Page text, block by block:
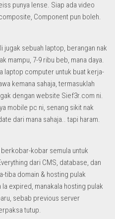
punya lense. Siap ada video
Component pun boleh.
jugak sebuah laptop, berangan nak
mampu, 7-9 ribu beb, mana daya.
laptop computer untuk buat kerja-
kemana sahaja, termasuklah
dengan website Sief3r.com ni.
mobile pc ni, senang sikit nak
dari mana sahaja.. tapi haram.
kobar semula untuk
dari CMS, database, dan
tiba domain & hosting pulak
expired, manakala hosting pulak
sebab previous server
tutup.